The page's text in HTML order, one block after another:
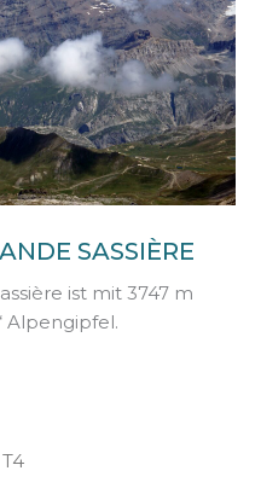
SASSIÈRE
ist mit 3747 m
Alpengipfel.